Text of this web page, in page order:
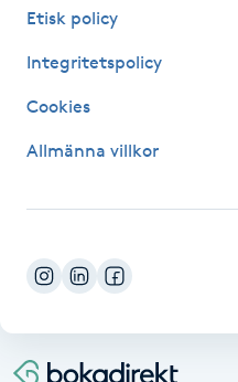
LPG
Luggklippning
Läpptatuering
Etisk policy
Integritetspolicy
Cookies
Allmänna villkor